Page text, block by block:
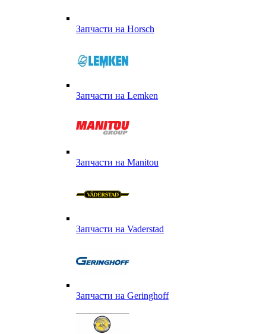
Запчасти на Horsch
Запчасти на Lemken
Запчасти на Manitou
Запчасти на Vaderstad
Запчасти на Geringhoff